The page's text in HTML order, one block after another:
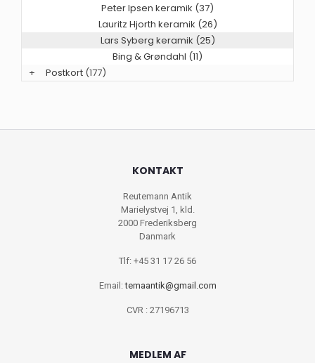
Peter Ipsen keramik (37)
Lauritz Hjorth keramik (26)
Lars Syberg keramik (25)
Bing & Grøndahl (11)
+
Postkort (177)
KONTAKT
Reutemann Antik
Marielystvej 1, kld.
2000 Frederiksberg
Danmark
Tlf: +45 31 17 26 56
Email:temaantik@gmail.com
CVR : 27196713
MEDLEM AF